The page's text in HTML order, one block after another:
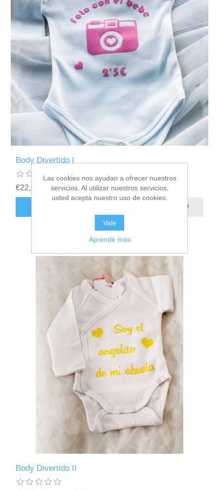
Body Divertido I
€22,00 incl impuestos
Body Divertido II
Las cookies nos ayudan a ofrecer nuestros
servicios. Al utilizar nuestros servicios,
usted acepta nuestro uso de cookies.
Vale
Aprende más